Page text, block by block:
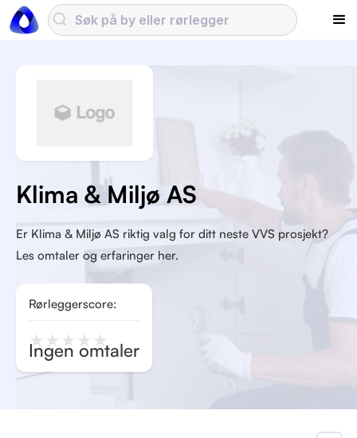
Rørleggerscore:
★ ★ ★ ★ ★
Ingen omtaler
Er Klima & Miljø AS riktig valg for ditt neste VVS prosjekt?
Les omtaler og erfaringer her.
Klima & Miljø AS